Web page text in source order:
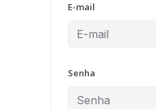
E-mail
Senha